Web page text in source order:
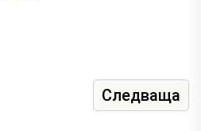
Следваща